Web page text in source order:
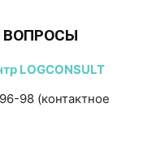
ВОПРОСЫ
LOGCONSULT
98 (контактное